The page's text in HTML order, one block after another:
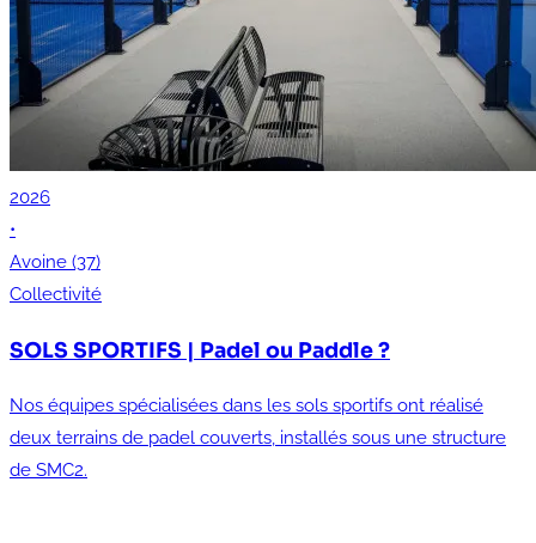
2026
•
Avoine (37)
Collectivité
SOLS SPORTIFS | Padel ou Paddle ?
Nos équipes spécialisées dans les sols sportifs ont réalisé
deux terrains de padel couverts, installés sous une structure
de SMC2.